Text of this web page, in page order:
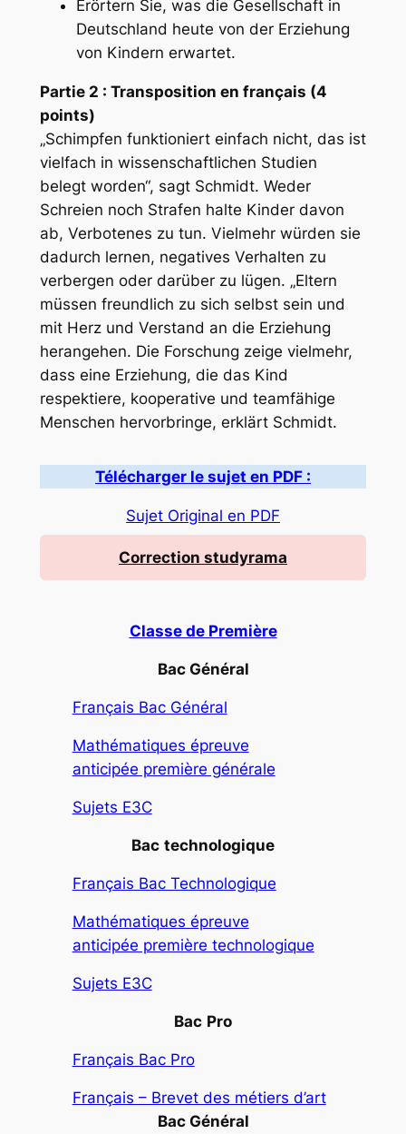
Erörtern Sie, was die Gesellschaft in
Deutschland heute von der Erziehung
von Kindern erwartet.
Partie 2 : Transposition en français (4
points)
„Schimpfen funktioniert einfach nicht, das ist
vielfach in wissenschaftlichen Studien
belegt worden“, sagt Schmidt. Weder
Schreien noch Strafen halte Kinder davon
ab, Verbotenes zu tun. Vielmehr würden sie
dadurch lernen, negatives Verhalten zu
verbergen oder darüber zu lügen. „Eltern
müssen freundlich zu sich selbst sein und
mit Herz und Verstand an die Erziehung
herangehen. Die Forschung zeige vielmehr,
dass eine Erziehung, die das Kind
respektiere, kooperative und teamfähige
Menschen hervorbringe, erklärt Schmidt.
Télécharger le sujet en PDF :
Sujet Original en PDF
Correction studyrama
Classe de Première
Bac Général
Français Bac Général
Mathématiques épreuve
anticipée première générale
Sujets E3C
Bac technologique
Français Bac Technologique
Mathématiques épreuve
anticipée première technologique
Sujets E3C
Bac Pro
Français Bac Pro
Français – Brevet des métiers d’art
Bac Général